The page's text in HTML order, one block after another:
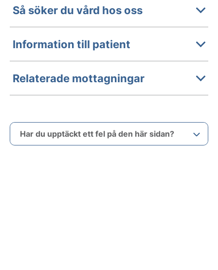
Så söker du vård hos oss
Information till patient
Relaterade mottagningar
Har du upptäckt ett fel på den här sidan?